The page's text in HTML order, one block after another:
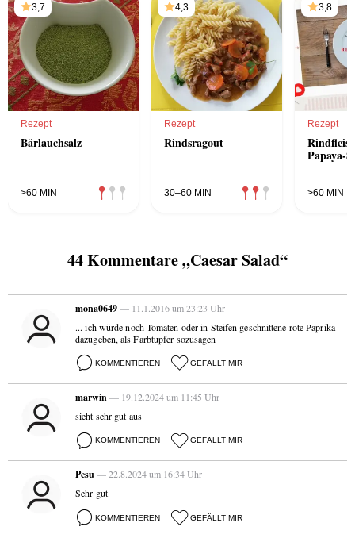
3,7
Rezept
Bärlauchsalz
>60 MIN
4,3
Rezept
Rindsragout
30–60 MIN
3,8
Rezept
Papaya-
>60 MIN
44 Kommentare „Caesar Salad“
mona0649— 11.1.2016 um 23:23 Uhr
... ich würde noch Tomaten oder in Steifen geschnittene rote Paprika
dazugeben, als Farbtupfer sozusagen
KOMMENTIEREN GEFÄLLT MIR
marwin— 19.12.2024 um 11:45 Uhr
sieht sehr gut aus
KOMMENTIEREN GEFÄLLT MIR
Pesu— 22.8.2024 um 16:34 Uhr
Sehr gut
KOMMENTIEREN GEFÄLLT MIR